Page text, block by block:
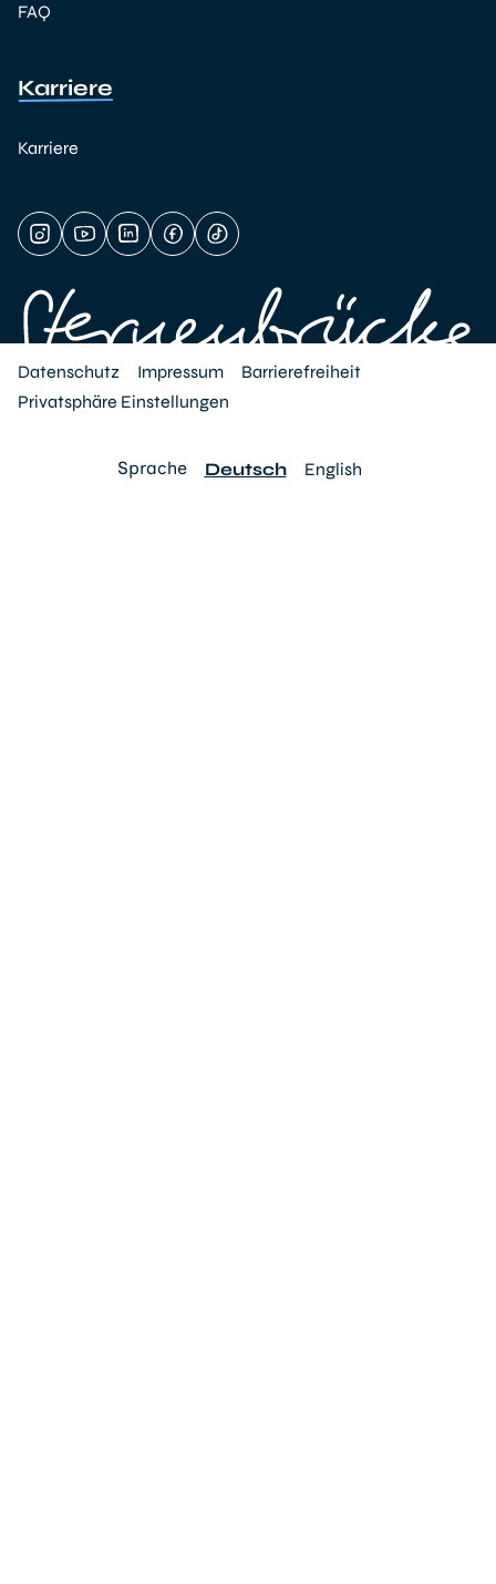
FAQ
Karriere
Karriere
Datenschutz Impressum
Barrierefreiheit
Privatsphäre Einstellungen
Sprache Deutsch English